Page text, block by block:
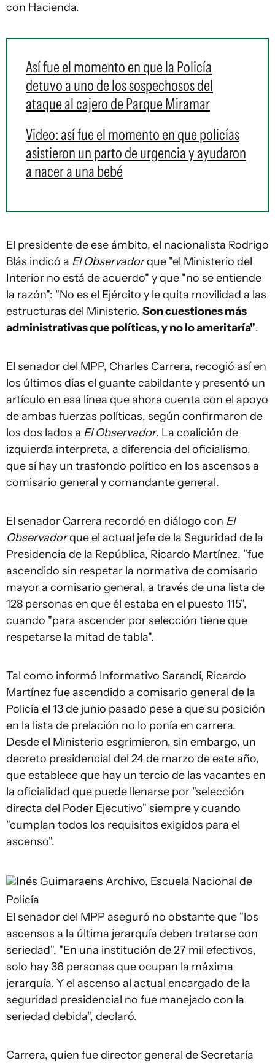
con Hacienda.
Así fue el momento en que la Policía
detuvo a uno de los sospechosos del
ataque al cajero de Parque Miramar
Video: así fue el momento en que policías
asistieron un parto de urgencia y ayudaron
a nacer a una bebé
El presidente de ese ámbito, el nacionalista Rodrigo
Blás indicó a El Observadorque "el Ministerio del
Interior no está de acuerdo" y que "no se entiende
la razón": "No es el Ejército y le quita movilidad a las
estructuras del Ministerio. Son cuestiones más
administrativas que políticas, y no lo ameritaría".
El senador del MPP, Charles Carrera, recogió así en
los últimos días el guante cabildante y presentó un
artículo en esa línea que ahora cuenta con el apoyo
de ambas fuerzas políticas, según confirmaron de
los dos lados a El Observador. La coalición de
izquierda interpreta, a diferencia del oficialismo,
que sí hay un trasfondo político en los ascensos a
comisario general y comandante general.
El senador Carrera recordó en diálogo con El
Observadorque el actual jefe de la Seguridad de la
Presidencia de la República, Ricardo Martínez, "fue
ascendido sin respetar la normativa de comisario
mayor a comisario general, a través de una lista de
128 personas en que él estaba en el puesto 115",
cuando "para ascender por selección tiene que
respetarse la mitad de tabla".
Tal como informó Informativo Sarandí, Ricardo
Martínez fue ascendido a comisario general de la
Policía el 13 de junio pasado pese a que su posición
en la lista de prelación no lo ponía en carrera.
Desde el Ministerio esgrimieron, sin embargo, un
decreto presidencial del 24 de marzo de este año,
que establece que hay un tercio de las vacantes en
la oficialidad que puede llenarse por "selección
directa del Poder Ejecutivo" siempre y cuando
"cumplan todos los requisitos exigidos para el
ascenso".
Inés Guimaraens Archivo, Escuela Nacional de
Policía
El senador del MPP aseguró no obstante que "los
ascensos a la última jerarquía deben tratarse con
seriedad". "En una institución de 27 mil efectivos,
solo hay 36 personas que ocupan la máxima
jerarquía. Y el ascenso al actual encargado de la
seguridad presidencial no fue manejado con la
seriedad debida", declaró.
Carrera, quien fue director general de Secretaría